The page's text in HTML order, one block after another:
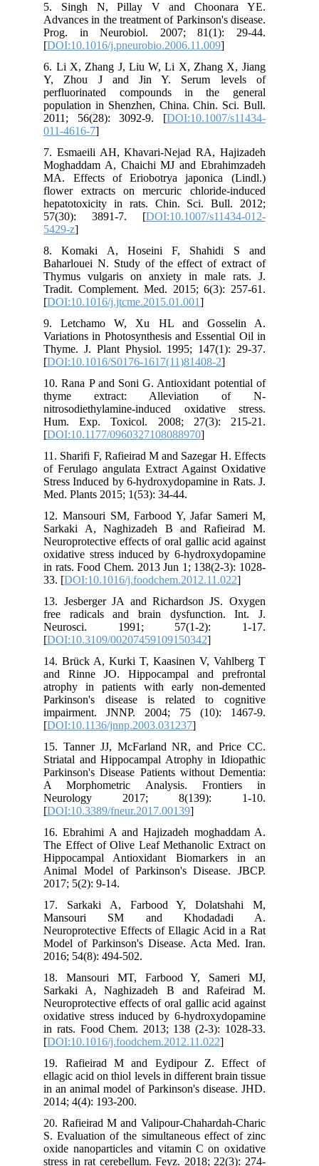
5. Singh N, Pillay V and Choonara YE.
Advances in the treatment of Parkinson's disease.
Prog. in Neurobiol. 2007; 81(1): 29-44.
[DOI:10.1016/j.pneurobio.2006.11.009
6. Li X, Zhang J, Liu W, Li X, Zhang X, Jiang
Y, Zhou J and Jin Y. Serum levels of
perfluorinated compounds in the general
population in Shenzhen, China. Chin. Sci. Bull.
2011; 56(28): 3092-9. [DOI:10.1007/s11434-
011-4616-7
7. Esmaeili AH, Khavari-Nejad RA, Hajizadeh
Moghaddam A, Chaichi MJ and Ebrahimzadeh
MA. Effects of Eriobotrya japonica (Lindl.)
flower extracts on mercuric chloride-induced
hepatotoxicity in rats. Chin. Sci. Bull. 2012;
57(30): 3891-7. [DOI:10.1007/s11434-012-
5429-z
8. Komaki A, Hoseini F, Shahidi S and
Baharlouei N. Study of the effect of extract of
Thymus vulgaris on anxiety in male rats. J.
Tradit. Complement. Med. 2015; 6(3): 257-61.
[DOI:10.1016/j.jtcme.2015.01.001
9. Letchamo W, Xu HL and Gosselin A.
Variations in Photosynthesis and Essential Oil in
Thyme. J. Plant Physiol. 1995; 147(1): 29-37.
[DOI:10.1016/S0176-1617(11)81408-2
10. Rana P and Soni G. Antioxidant potential of
thyme extract: Alleviation of N-
nitrosodiethylamine-induced oxidative stress.
Hum. Exp. Toxicol. 2008; 27(3): 215-21.
[DOI:10.1177/0960327108088970
11. Sharifi F, Rafieirad M and Sazegar H. Effects
of Ferulago angulata Extract Against Oxidative
Stress Induced by 6-hydroxydopamine in Rats. J.
Med. Plants 2015; 1(53): 34-44.
12. Mansouri SM, Farbood Y, Jafar Sameri M,
Sarkaki A, Naghizadeh B and Rafieirad M.
Neuroprotective effects of oral gallic acid against
oxidative stress induced by 6-hydroxydopamine
in rats. Food Chem. 2013 Jun 1; 138(2-3): 1028-
33. [DOI:10.1016/j.foodchem.2012.11.022
13. Jesberger JA and Richardson JS. Oxygen
free radicals and brain dysfunction. Int. J.
Neurosci. 1991; 57(1-2): 1-17.
[DOI:10.3109/00207459109150342
14. Brück A, Kurki T, Kaasinen V, Vahlberg T
and Rinne JO. Hippocampal and prefrontal
atrophy in patients with early non-demented
Parkinson's disease is related to cognitive
impairment. JNNP. 2004; 75 (10): 1467-9.
[DOI:10.1136/jnnp.2003.031237
15. Tanner JJ, McFarland NR, and Price CC.
Striatal and Hippocampal Atrophy in Idiopathic
Parkinson's Disease Patients without Dementia:
A Morphometric Analysis. Frontiers in
Neurology 2017; 8(139): 1-10.
[DOI:10.3389/fneur.2017.00139
16. Ebrahimi A and Hajizadeh moghaddam A.
The Effect of Olive Leaf Methanolic Extract on
Hippocampal Antioxidant Biomarkers in an
Animal Model of Parkinson's Disease. JBCP.
2017; 5(2): 9-14.
17. Sarkaki A, Farbood Y, Dolatshahi M,
Mansouri SM and Khodadadi A.
Neuroprotective Effects of Ellagic Acid in a Rat
Model of Parkinson's Disease. Acta Med. Iran.
2016; 54(8): 494-502.
18. Mansouri MT, Farbood Y, Sameri MJ,
Sarkaki A, Naghizadeh B and Rafeirad M.
Neuroprotective effects of oral gallic acid against
oxidative stress induced by 6-hydroxydopamine
in rats. Food Chem. 2013; 138 (2-3): 1028-33.
[DOI:10.1016/j.foodchem.2012.11.022
19. Rafieirad M and Eydipour Z. Effect of
ellagic acid on thiol levels in different brain tissue
in an animal model of Parkinson's disease. JHD.
2014; 4(4): 193-200.
20. Rafieirad M and Valipour-Chahardah-Charic
S. Evaluation of the simultaneous effect of zinc
oxide nanoparticles and vitamin C on oxidative
stress in rat cerebellum. Feyz. 2018; 22(3): 274-